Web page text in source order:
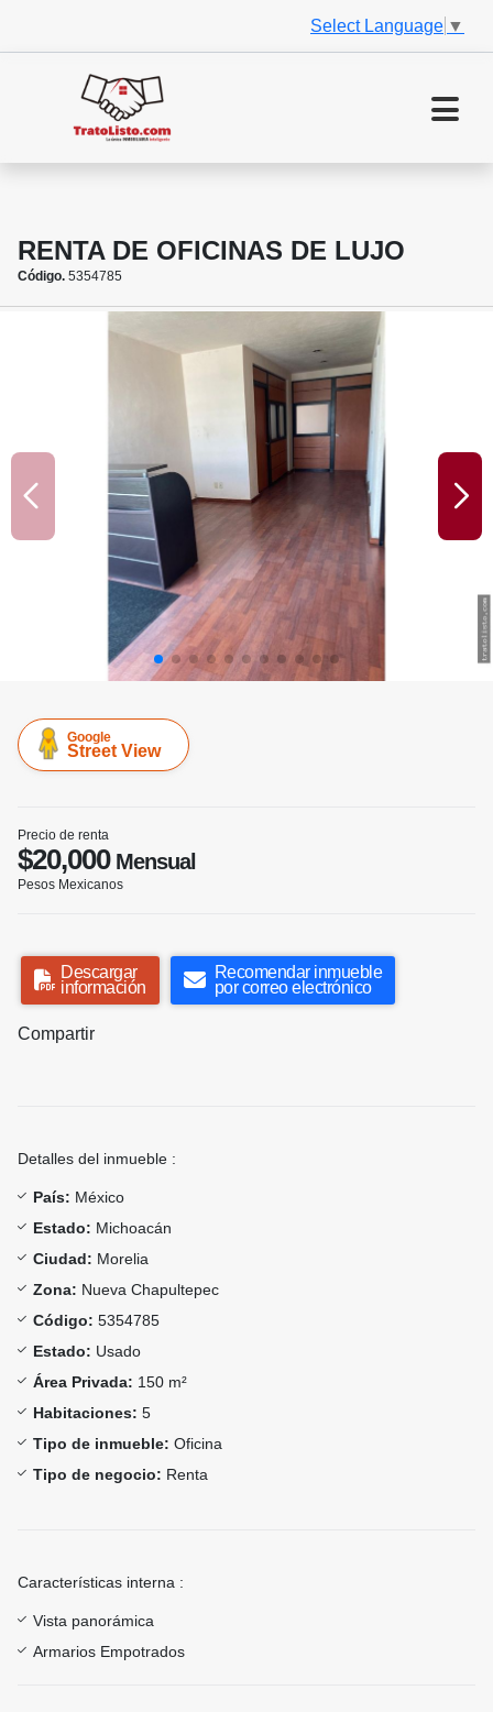
Select Language ▼
RENTA DE OFICINAS DE LUJO
Código. 5354785
Google
Street View
Precio de renta
$20,000Mensual
Pesos Mexicanos
Descargar
información
Recomendar inmueble
por correo electrónico
Compartir
Detalles del inmueble :
País: México
Estado: Michoacán
Ciudad: Morelia
Zona: Nueva Chapultepec
Código: 5354785
Estado: Usado
Área Privada: 150 m²
Habitaciones: 5
Tipo de inmueble: Oficina
Tipo de negocio: Renta
Características interna :
Vista panorámica
Armarios Empotrados